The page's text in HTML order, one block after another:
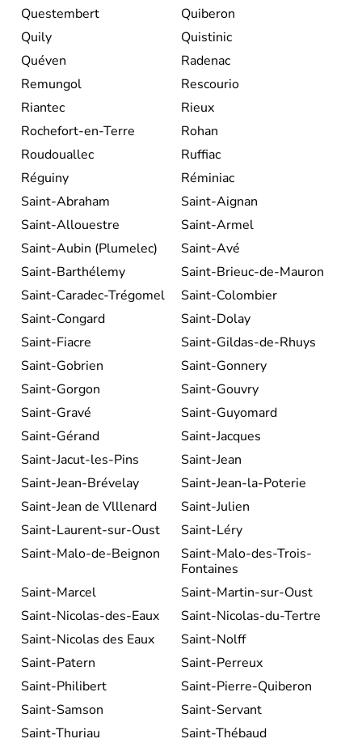
Questembert
Quiberon
Quily
Quistinic
Quéven
Radenac
Remungol
Rescourio
Riantec
Rieux
Rochefort-en-Terre
Rohan
Roudouallec
Ruffiac
Réguiny
Réminiac
Saint-Abraham
Saint-Aignan
Saint-Allouestre
Saint-Armel
Saint-Aubin (Plumelec)
Saint-Avé
Saint-Barthélemy
Saint-Brieuc-de-Mauron
Saint-Caradec-Trégomel
Saint-Colombier
Saint-Congard
Saint-Dolay
Saint-Fiacre
Saint-Gildas-de-Rhuys
Saint-Gobrien
Saint-Gonnery
Saint-Gorgon
Saint-Gouvry
Saint-Gravé
Saint-Guyomard
Saint-Gérand
Saint-Jacques
Saint-Jacut-les-Pins
Saint-Jean
Saint-Jean-Brévelay
Saint-Jean-la-Poterie
Saint-Jean de Vlllenard
Saint-Julien
Saint-Laurent-sur-Oust
Saint-Léry
Saint-Malo-de-Beignon
Saint-Malo-des-Trois-
Fontaines
Saint-Marcel
Saint-Martin-sur-Oust
Saint-Nicolas-des-Eaux
Saint-Nicolas-du-Tertre
Saint-Nicolas des Eaux
Saint-Nolff
Saint-Patern
Saint-Perreux
Saint-Philibert
Saint-Pierre-Quiberon
Saint-Samson
Saint-Servant
Saint-Thuriau
Saint-Thébaud